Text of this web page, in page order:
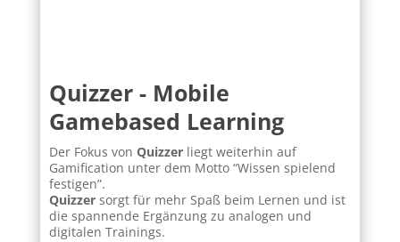
Quizzer - Mobile
Gamebased Learning
Der Fokus von Quizzerliegt weiterhin auf
Gamification unter dem Motto “Wissen spielend
festigen”.
Quizzersorgt für mehr Spaß beim Lernen und ist
die spannende Ergänzung zu analogen und
digitalen Trainings.